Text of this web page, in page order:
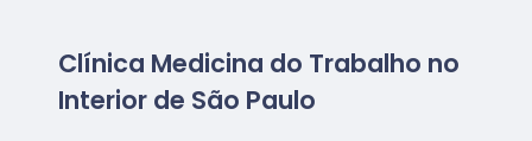
Clínica Medicina do Trabalho no
Interior de São Paulo